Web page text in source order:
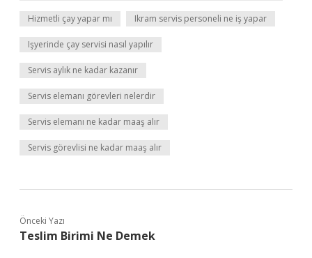
Hizmetli çay yapar mı Ikram servis personeli ne iş yapar
Işyerinde çay servisi nasıl yapılır
Servis aylık ne kadar kazanır
Servis elemanı görevleri nelerdir
Servis elemanı ne kadar maaş alır
Servis görevlisi ne kadar maaş alır
Önceki Yazı
Teslim Birimi Ne Demek